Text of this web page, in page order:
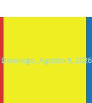
Domingo, Agosto 9, 2026